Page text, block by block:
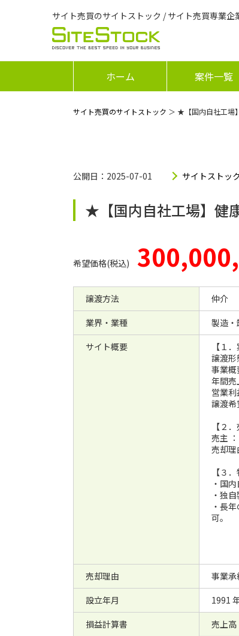
サイト売買のサイトストック / サイト売買専業企
ホーム 案件一覧
サイト売買のサイトストック ＞ ★【国内自社工場
公開日：2025-07-01 サイトストッ
★【国内自社工場】健
希望価格(税込)
譲渡方法
仲介
業界・業種
製造・
サイト概要
【１
譲渡
事業概
年間
営業
譲渡希
【２
売主
売却理
【３
・国
・独
・長
可。
売却理由
事業承
設立年月
1991
損益計算書
売上高